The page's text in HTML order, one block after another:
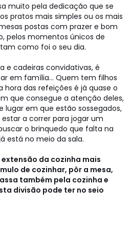
muito pela dedicação que se
pratos mais simples ou os mais
postas com prazer e bom
pelos momentos únicos de
como foi o seu dia.
e cadeiras convidativas, é
em família... Quem tem filhos
hora das refeições é já quase o
que consegue a atenção deles,
lugar em que estão sossegados,
a correr para jogar um
o brinquedo que falta na
está no meio da sala.
da cozinha mais
de cozinhar, pôr a mesa,
também pela cozinha e
divisão pode ter no seio